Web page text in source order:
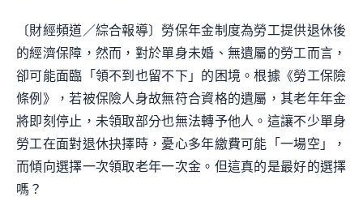
〔財經頻道／綜合報導〕勞保年金制度為勞工提供退休後
的經濟保障，然而，對於單身未婚、無遺屬的勞工而言，
卻可能面臨「領不到也留不下」的困境。根據《勞工保險
條例》，若被保險人身故無符合資格的遺屬，其老年年金
將即刻停止，未領取部分也無法轉予他人。這讓不少單身
勞工在面對退休抉擇時，憂心多年繳費可能「一場空」，
而傾向選擇一次領取老年一次金。但這真的是最好的選擇
嗎？